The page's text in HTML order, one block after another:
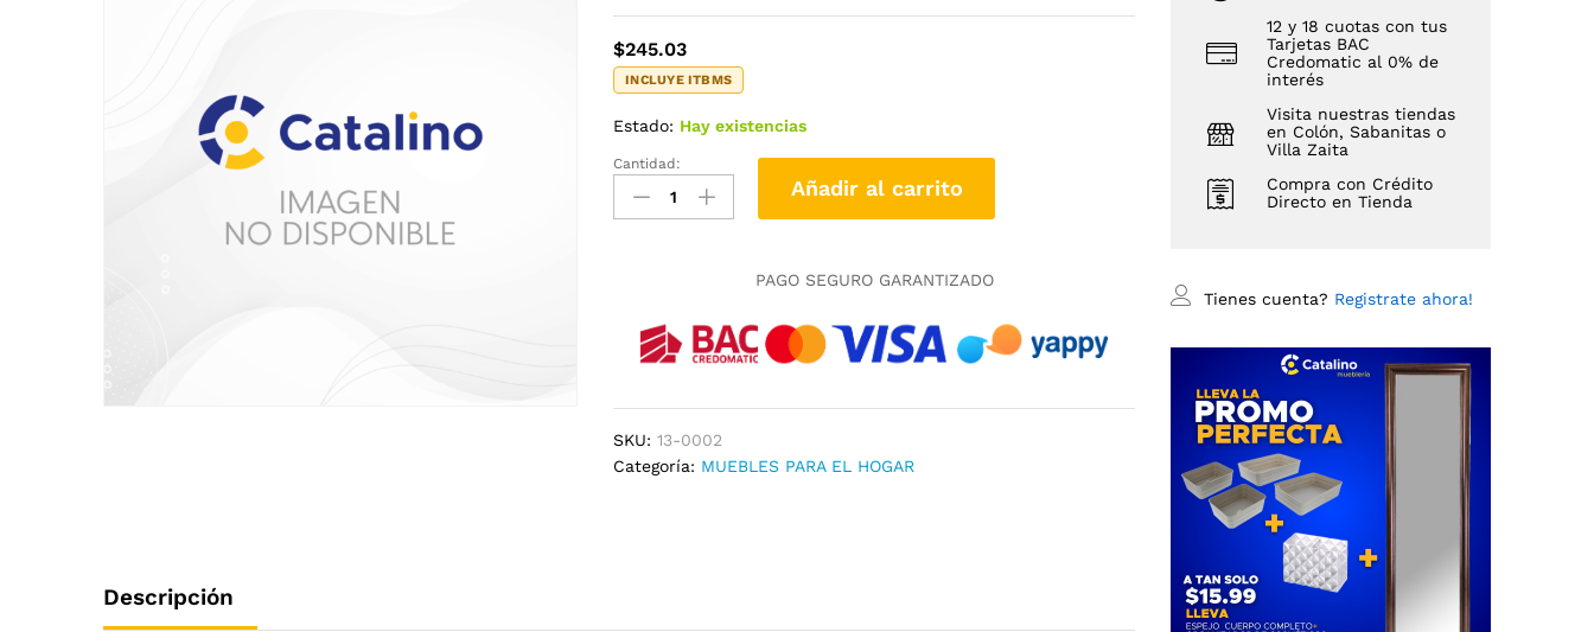
$245.03
INCLUYE ITBMS
Estado: Hay existencias
GAVETERO
MEDIANO
4G+2G
cantidad
Cantidad:
Añadir al carrito
PAGO SEGURO GARANTIZADO
SKU:13-0002
Categoría: MUEBLES PARA EL HOGAR
Descripción
12 y 18 cuotas con tus
Tarjetas BAC
Credomatic al 0% de
interés
Visita nuestras tiendas
en Colón, Sabanitas o
Villa Zaita
Compra con Crédito
Directo en Tienda
Tienes cuenta? Registrate ahora!